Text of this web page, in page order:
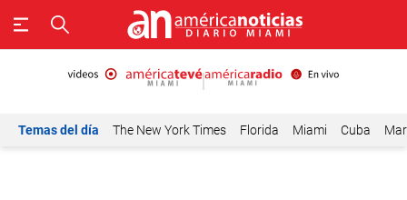
Temas del día The New York Times Florida Miami Cuba